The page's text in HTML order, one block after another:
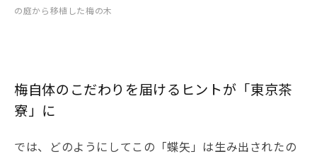
の庭から移植した梅の木
梅自体のこだわりを届けるヒントが「東京茶
寮」に
では、どのようにしてこの「蝶矢」は生み出されたの